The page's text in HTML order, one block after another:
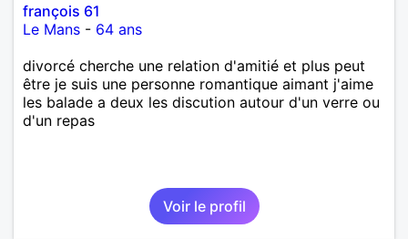
françois 61
Le Mans - 64 ans
divorcé cherche une relation d'amitié et plus peut
être je suis une personne romantique aimant j'aime
les balade a deux les discution autour d'un verre ou
d'un repas
Voir le profil